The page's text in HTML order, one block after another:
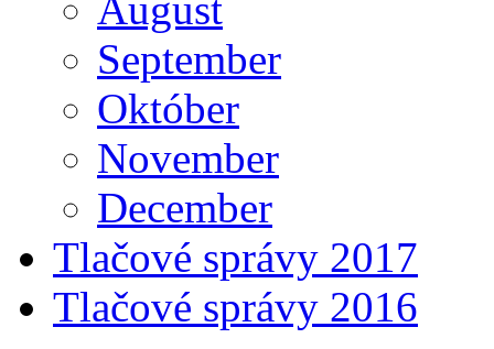
September
Október
November
December
Tlačové správy 2017
Tlačové správy 2016